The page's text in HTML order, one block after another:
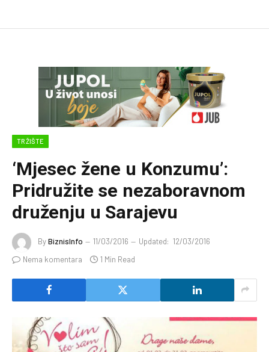
TRŽIŠTE
‘Mjesec žene u Konzumu’:
Pridružite se nezaboravnom
druženju u Sarajevu
ByBiznisInfo 11/03/2016 Updated: 12/03/2016
Nema komentara
1 Min Read